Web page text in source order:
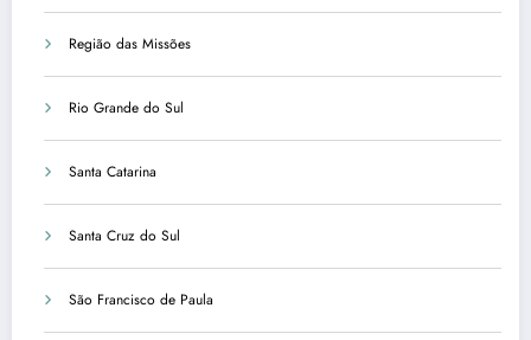
Região das Missões
Rio Grande do Sul
Santa Catarina
Santa Cruz do Sul
São Francisco de Paula